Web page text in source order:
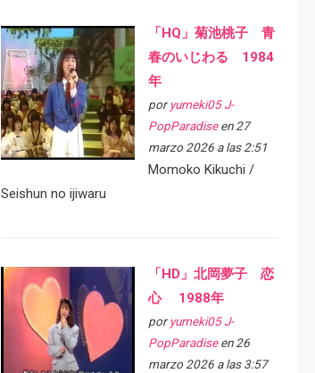
「HQ」菊池桃子 青
春のいじわる 1984
年
por yumeki05 J-
PopParadiseen 27
marzo 2026 a las 2:51
Momoko Kikuchi /
Seishun no ijiwaru
「HD」北岡夢子 恋
心 1988年
por yumeki05 J-
PopParadiseen 26
marzo 2026 a las 3:57